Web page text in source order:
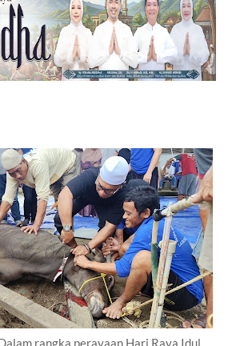
rangka perayaan Hari Raya Idul